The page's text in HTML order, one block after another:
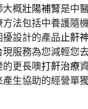
大概壯陽補腎是中
方法包括中養護隨
設計的產品 止鼾
服務為您減輕您
的更長噢打鼾治療
產生協助的經營單